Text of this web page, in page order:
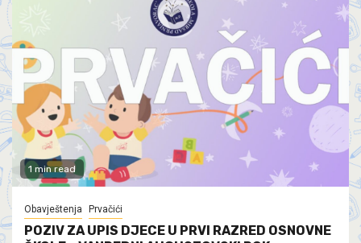
1 min read
Obavještenja Prvačići
POZIV ZA UPIS DJECE U PRVI RAZRED OSNOVNE